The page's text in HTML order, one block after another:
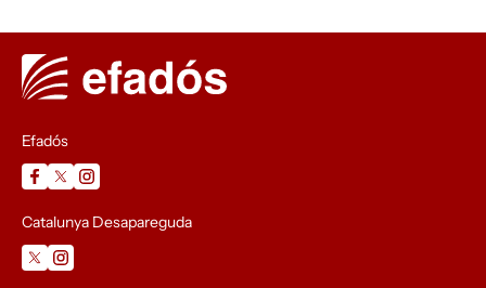
Efadós
Catalunya Desapareguda